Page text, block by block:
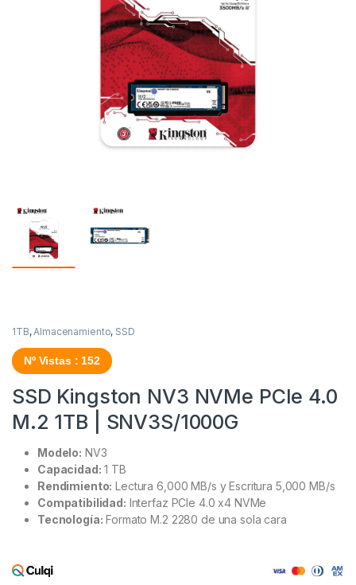
1TB,Almacenamiento, SSD
Nº Vistas : 152
SSD Kingston NV3 NVMe PCIe 4.0
M.2 1TB | SNV3S/1000G
Modelo: NV3
Capacidad: 1 TB
Rendimiento: Lectura 6,000 MB/s y Escritura 5,000 MB/s
Compatibilidad: Interfaz PCIe 4.0 x4 NVMe
Tecnología: Formato M.2 2280 de una sola cara